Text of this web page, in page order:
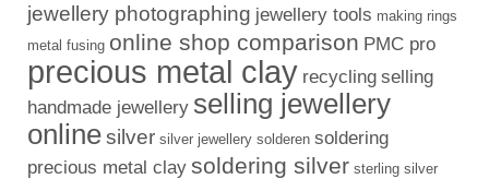
jewellery photographing jewellery tools making rings
metal fusing online shop comparison PMC pro
precious metal clay recycling selling
handmade jewellery selling jewellery
onlinesilver silver jewellery solderen soldering
precious metal clay soldering silver sterling silver